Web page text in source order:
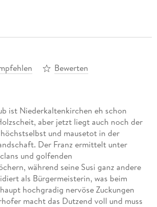
Bewerten
ist Niederkaltenkirchen eh schon
aber jetzt liegt auch noch der
und mausetot in der
Der Franz ermittelt unter
und golfenden
während seine Susi ganz andere
als Bürgermeisterin, was beim
hochgradig nervöse Zuckungen
macht das Dutzend voll und muss